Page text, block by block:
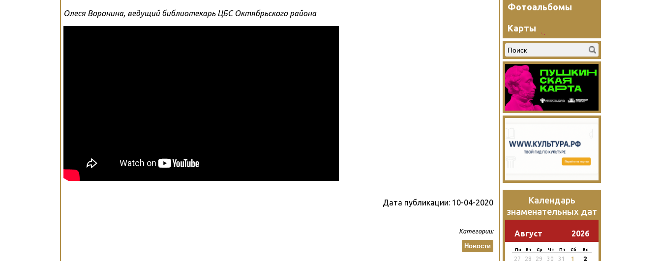
Олеся Воронина, ведущий библиотекарь ЦБС Октябрьского района
Дата публикации: 10-04-2020
Категории:
Новости
Фотоальбомы
Карты
Календарь
знаменательных дат
Август 2026
Пн Вт Ср Чт Пт Сб Вс
27 28 29 30 31 1 2